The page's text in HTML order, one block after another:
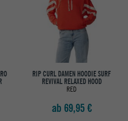
RIP CURL DAMEN HOODIE SURF
REVIVAL RELAXED HOOD
RED
ab 69,95 €